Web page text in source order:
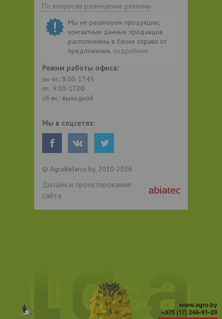
По вопросам размещения рекламы
Мы не реализуем продукцию,
контактные данные продавцов
расположены в блоке справа от
предложения. подробнее
Режим работы офиса:
пн-чт.: 9.00-17.45
пт.: 9.00-17.00
сб-вс.: выходной
Мы в соцсетях:
© AgroBelarus.by, 2010-2026
Дизайн и проектирование
сайта